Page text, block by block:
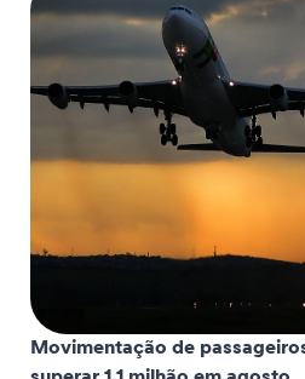
Movimentação de